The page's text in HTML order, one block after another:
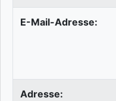
E-Mail-Adresse:
Adresse: